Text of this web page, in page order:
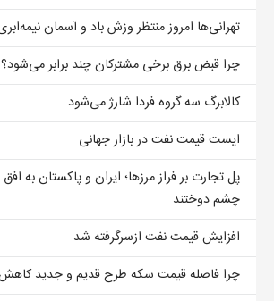
تهرانی‌ها امروز منتظر وزش باد و آسمان
چرا قبض برق برخی مشترکان چند برابر می‌شود؟
کالابرگ سه گروه فردا شارژ می‌شود
ایست قیمت نفت در بازار جهانی
چشم دوختند
افزایش قیمت نفت ازسرگرفته شد
چرا فاصله قیمت سکه طرح قدیم و جدید